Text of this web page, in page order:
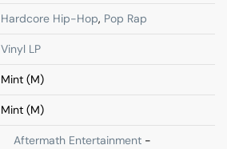
Hardcore Hip-Hop, Pop Rap
Vinyl LP
Mint (M)
Mint (M)
Aftermath Entertainment -